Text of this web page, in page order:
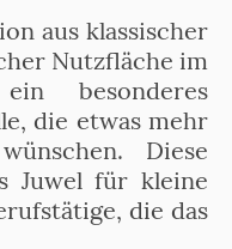
aus klassischer
Nutzfläche im
besonderes
die etwas mehr
Diese
Juwel für kleine
die das